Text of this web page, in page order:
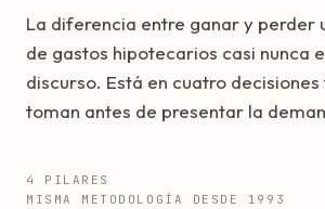
La diferencia entre ganar y perder
de gastos hipotecarios casi nunca
discurso. Está en cuatro
toman antes de presentar la
4 PILARES
MISMA METODOLOGÍA DESDE 1993